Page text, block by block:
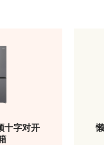
十字对开